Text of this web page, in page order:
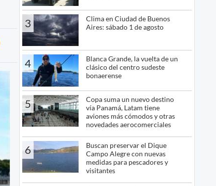
3
Clima en Ciudad de Buenos
Aires: sábado 1 de agosto
4
Blanca Grande, la vuelta de un
clásico del centro sudeste
bonaerense
5
Copa suma un nuevo destino
vía Panamá, Latam tiene
aviones más cómodos y otras
novedades aerocomerciales
6
Buscan preservar el Dique
Campo Alegre con nuevas
medidas para pescadores y
visitantes